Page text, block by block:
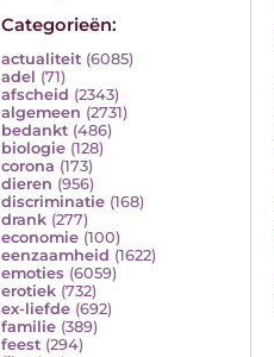
Categorieën:
actualiteit (6085)
adel (71)
afscheid (2343)
algemeen (2731)
bedankt (486)
biologie (128)
corona (173)
dieren (956)
discriminatie (168)
drank (277)
economie (100)
eenzaamheid (1622)
emoties (6059)
erotiek (732)
ex-liefde (692)
familie (389)
feest (294)